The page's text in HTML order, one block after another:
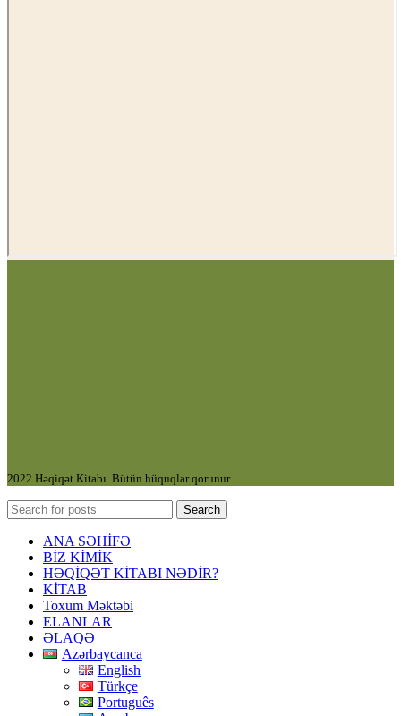
2022 Həqiqət Kitabı. Bütün hüquqlar qorunur.
Search
ANA SƏHİFƏ
BİZ KİMİK
HƏQİQƏT KİTABI NƏDİR?
KİTAB
Toxum Məktəbi
ELANLAR
ƏLAQƏ
Azərbaycanca
English
Türkçe
Português